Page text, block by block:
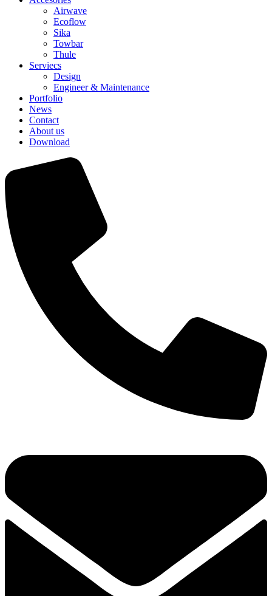
Airwave
Ecoflow
Sika
Towbar
Thule
Serviecs
Design
Engineer & Maintenance
Portfolio
News
Contact
About us
Download